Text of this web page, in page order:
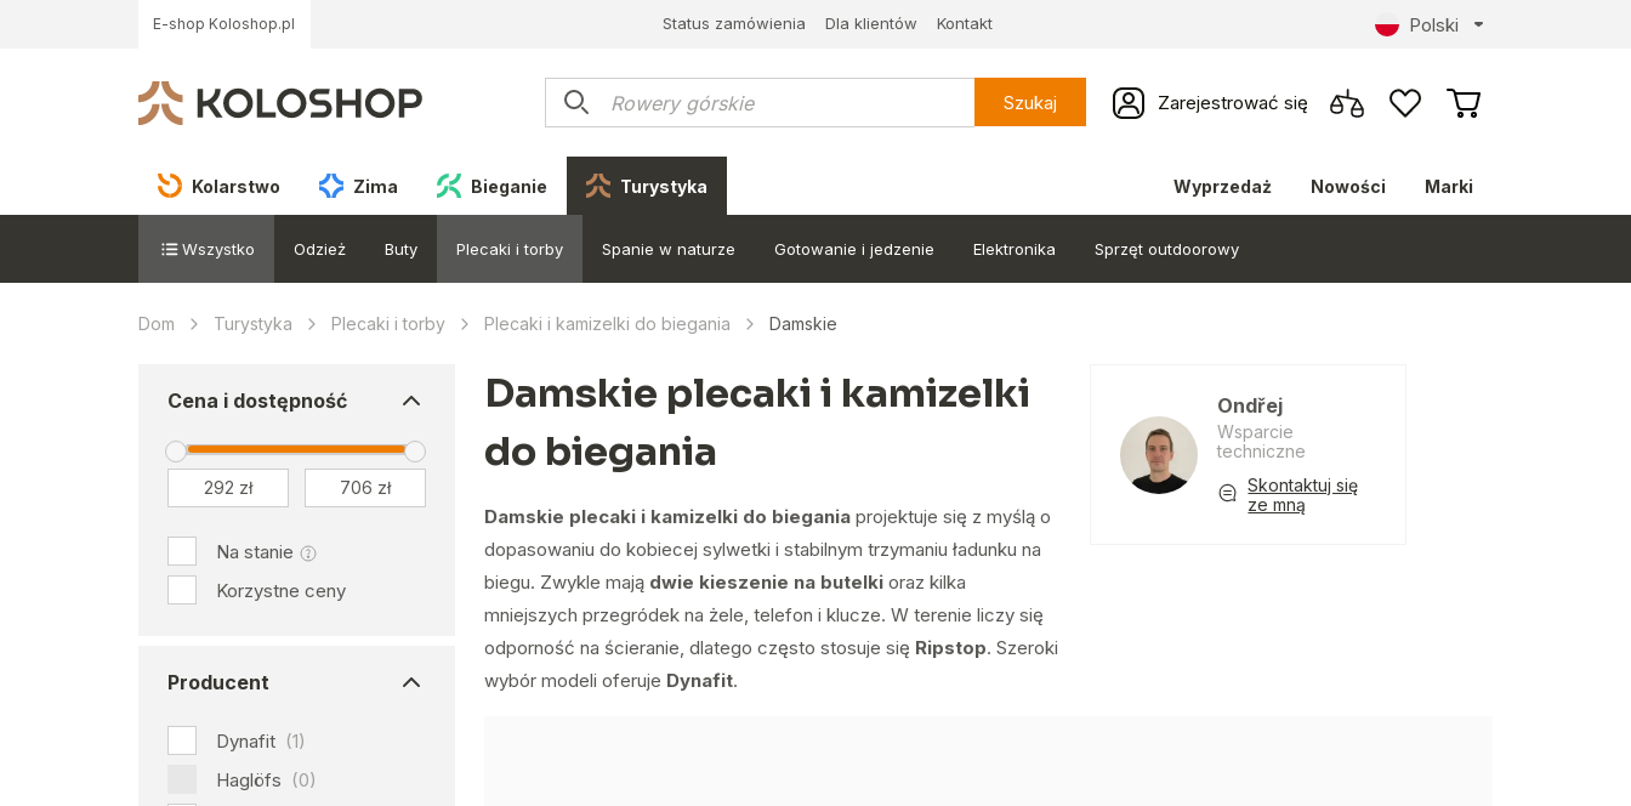
E-shop Koloshop.pl Status zamówienia Dla klientów Kontakt Polski
Szukaj Zarejestrować się
Kolarstwo Zima Bieganie Turystyka Wyprzedaż Nowości Marki
Wszystko Odzież Buty Plecaki i torby Spanie w naturze Gotowanie i jedzenie Elektronika Sprzęt outdoorowy
Dom Turystyka Plecaki i torby Plecaki i kamizelki do biegania Damskie
Cena i dostępność
Na stanie
Korzystne ceny
Producent
Dynafit (1)
Haglöfs (0)
Damskie plecaki i kamizelki
do biegania
Damskie plecaki i kamizelki do biegania projektuje się z myślą o
dopasowaniu do kobiecej sylwetki i stabilnym trzymaniu ładunku na
biegu. Zwykle mają dwie kieszenie na butelki oraz kilka
mniejszych przegródek na żele, telefon i klucze. W terenie liczy się
odporność na ścieranie, dlatego często stosuje się Ripstop. Szeroki
wybór modeli oferuje Dynafit.
Ondřej
Wsparcie
techniczne
Skontaktuj się
ze mną